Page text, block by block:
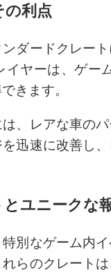
の利点
ダードクレー
イヤーは、ゲー
きます。
、レアな車の
迅速に改善し
ユニークな
別なゲーム内
らのクレート